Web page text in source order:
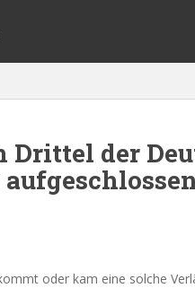
Drittel der
oder kam eine solche